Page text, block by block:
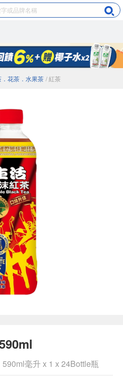
．花茶．水果茶 / 紅茶
毫升 x 1 x 24Bottle瓶